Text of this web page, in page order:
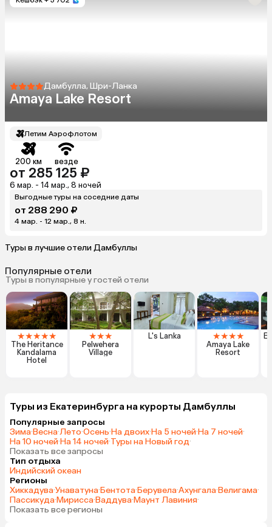
Дамбулла, Шри-Ланка
Amaya Lake Resort
Летим Аэрофлотом
200 км везде
от 285 125 ₽
6 мар. - 14 мар., 8 ночей
Выгодные туры на соседние даты
от 288 290 ₽
4 мар. - 12 мар., 8 н.
Туры в лучшие отели Дамбуллы
Популярные отели
Туры в популярные у гостей отели
★★★★★
The Heritance
Kandalama
Hotel
★★★
Pelwehera
Village
L's Lanka ★★★★
Amaya Lake
Resort
Туры из Екатеринбурга на курорты Дамбуллы
Популярные запросы
Зима·Весна·Лето·Осень·На двоих·На 5 ночей·На 7 ночей·
На 10 ночей·На 14 ночей·Туры на Новый год·
Показать все запросы
Тип отдыха
Индийский океан
Регионы
Хиккадува·Унаватуна·Бентота·Берувела·Ахунгала·Велигама·
Пассикуда·Мирисса·Ваддува·Маунт Лавиния·
Показать все регионы